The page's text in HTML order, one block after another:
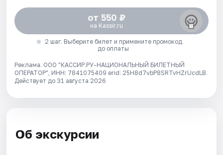
от 550 ₽
на Kassir.ru
2 шаг. Выберите билет и примените промокод
до оплаты
Реклама. ООО "КАССИР.РУ-НАЦИОНАЛЬНЫЙ БИЛЕТНЫЙ
ОПЕРАТОР", ИНН: 7841075409 erid: 25H8d7vbP8SRTvHZrUcdLB.
Действует до 31 августа 2026
Об экскурсии